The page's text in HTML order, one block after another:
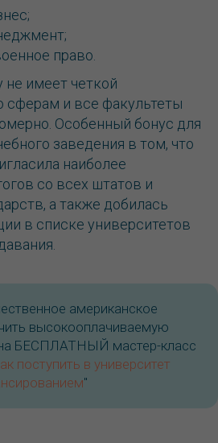
право.
не имеет четкой
сферам и все факультеты
Особенный бонус для
заведения в том, что
наиболее
со всех штатов и
а также добилась
в списке университетов
американское
высокооплачиваемую
БЕСПЛАТНЫЙ мастер-класс
поступить в университет
"